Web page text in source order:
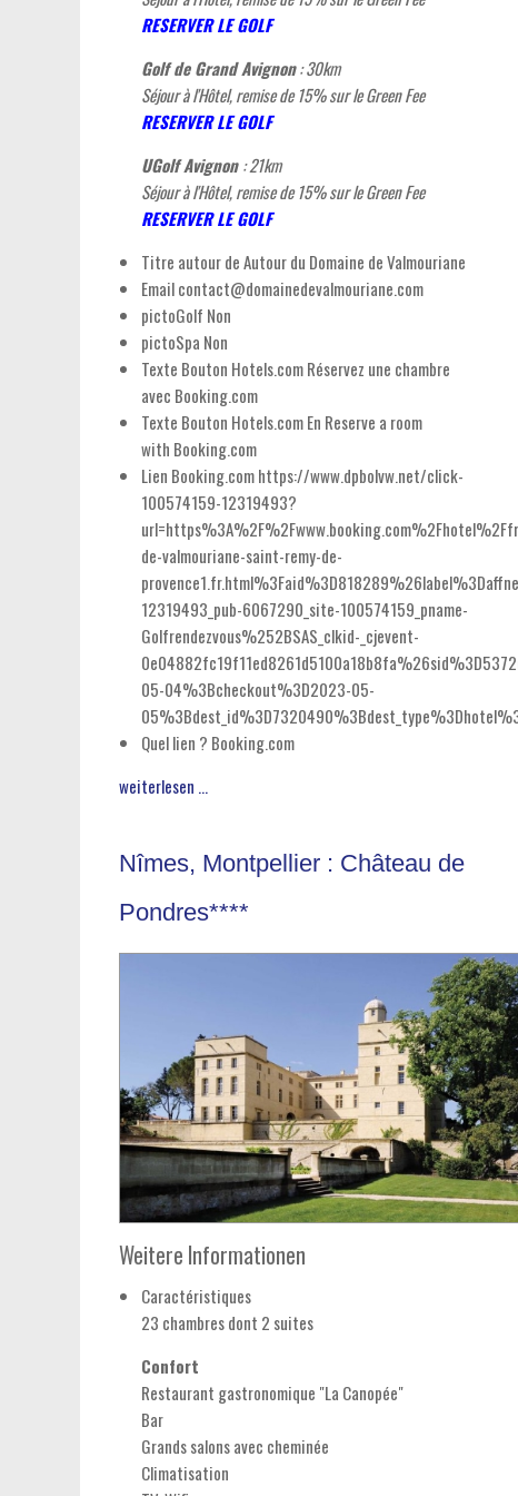
RESERVER LE GOLF
Golf de Grand Avignon: 30km
Séjour à l'Hôtel, remise de 15% sur le Green Fee
RESERVER LE GOLF
UGolf Avignon: 21km
Séjour à l'Hôtel, remise de 15% sur le Green Fee
RESERVER LE GOLF
Titre autour deAutour du Domaine de Valmouriane
Emailcontact@domainedevalmouriane.com
pictoGolf Non
pictoSpa Non
Texte Bouton Hotels.comRéservez une chambre
avec Booking.com
Texte Bouton Hotels.com En Reserve a room
with Booking.com
Lien Booking.comhttps://www.dpbolvw.net/click-
100574159-12319493?
de-valmouriane-saint-remy-de-
12319493_pub-6067290_site-100574159_pname-
Golfrendezvous%252BSAS_clkid-_cjevent-
05-04%3Bcheckout%3D2023-05-
Quel lien ? Booking.com
weiterlesen ...
Nîmes, Montpellier : Château de
Pondres****
Weitere Informationen
Caractéristiques
23 chambres dont 2 suites
Confort
Restaurant gastronomique "La Canopée"
Bar
Grands salons avec cheminée
Climatisation